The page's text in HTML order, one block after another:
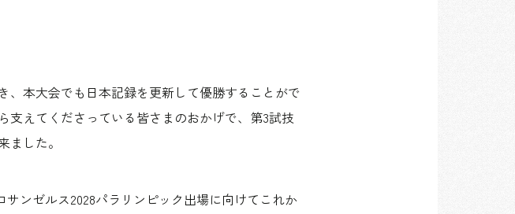
、本大会でも日本記録を更新して優勝することがで
支えてくださっている皆さまのおかげで、第3試技
した。
サンゼルス2028パラリンピック出場に向けてこれか